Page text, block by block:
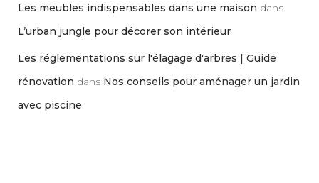
Les meubles indispensables dans une maison dans
L’urban jungle pour décorer son intérieur
Les réglementations sur l'élagage d'arbres | Guide
rénovation dans Nos conseils pour aménager un jardin
avec piscine